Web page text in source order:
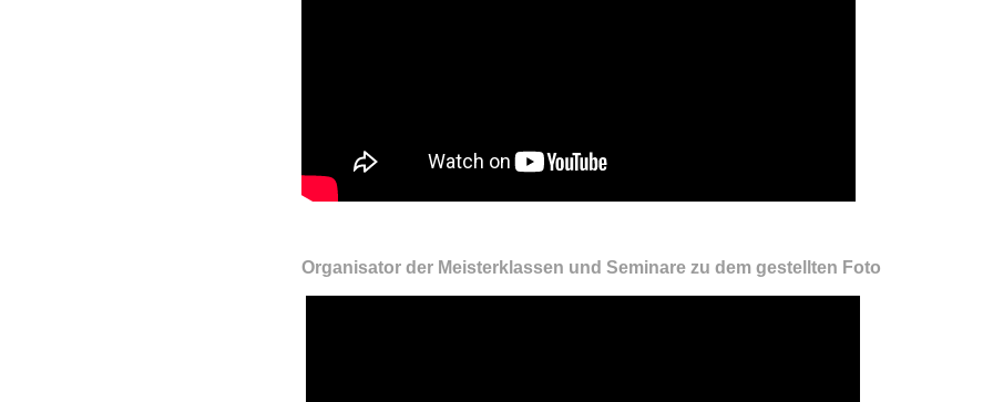
Organisator der Meisterklassen und Seminare zu dem gestellten Foto